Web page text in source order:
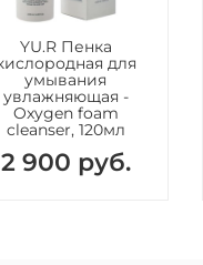
YU.R Пенка
для
умывания
увлажняющая -
Oxygen foam
cleanser, 120мл
2 900 руб.